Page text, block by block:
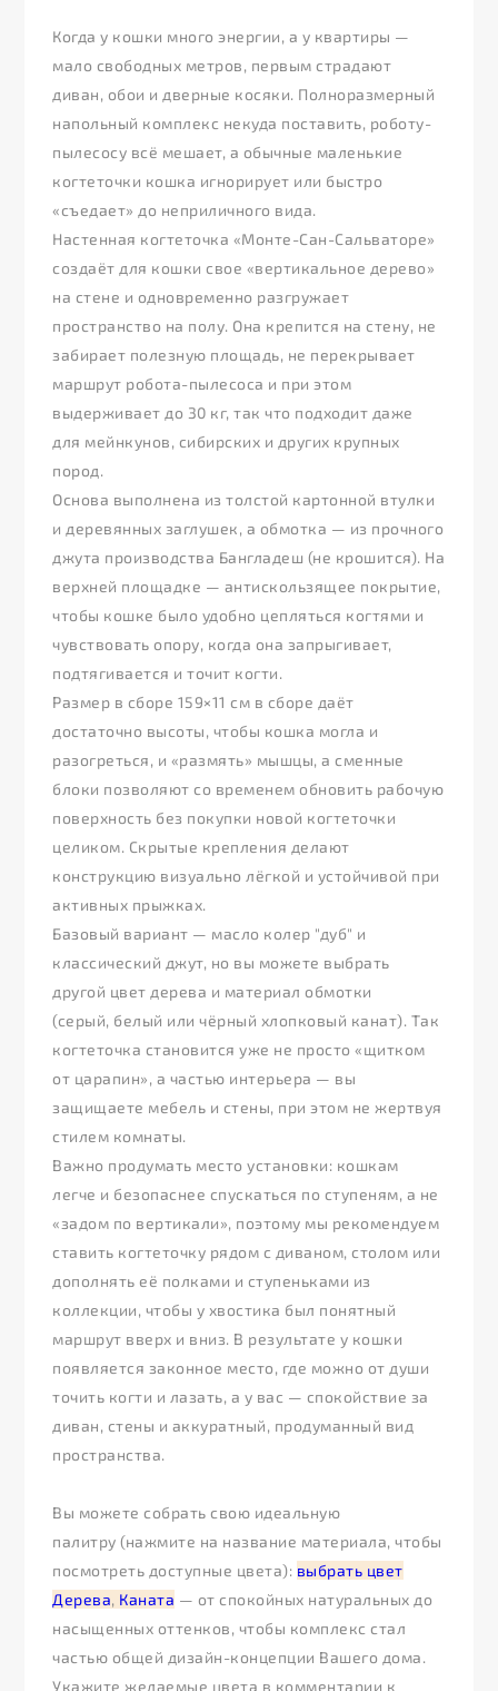
Когда у кошки много энергии, а у квартиры —
мало свободных метров, первым страдают
диван, обои и дверные косяки. Полноразмерный
напольный комплекс некуда поставить, роботу-
пылесосу всё мешает, а обычные маленькие
когтеточки кошка игнорирует или быстро
«съедает» до неприличного вида.
Настенная когтеточка «Монте-Сан-Сальваторе»
создаёт для кошки свое «вертикальное дерево»
на стене и одновременно разгружает
пространство на полу. Она крепится на стену, не
забирает полезную площадь, не перекрывает
маршрут робота-пылесоса и при этом
выдерживает до 30 кг, так что подходит даже
для мейнкунов, сибирских и других крупных
пород.
Основа выполнена из толстой картонной втулки
и деревянных заглушек, а обмотка — из прочного
джута производства Бангладеш (не крошится). На
верхней площадке — антискользящее покрытие,
чтобы кошке было удобно цепляться когтями и
чувствовать опору, когда она запрыгивает,
подтягивается и точит когти.
Размер в сборе 159×11 см в сборе даёт
достаточно высоты, чтобы кошка могла и
разогреться, и «размять» мышцы, а сменные
блоки позволяют со временем обновить рабочую
поверхность без покупки новой когтеточки
целиком. Скрытые крепления делают
конструкцию визуально лёгкой и устойчивой при
активных прыжках.
Базовый вариант — масло колер "дуб" и
классический джут, но вы можете выбрать
другой цвет дерева и материал обмотки
(серый, белый или чёрный хлопковый канат). Так
когтеточка становится уже не просто «щитком
от царапин», а частью интерьера — вы
защищаете мебель и стены, при этом не жертвуя
стилем комнаты.
Важно продумать место установки: кошкам
легче и безопаснее спускаться по ступеням, а не
«задом по вертикали», поэтому мы рекомендуем
ставить когтеточку рядом с диваном, столом или
дополнять её полками и ступеньками из
коллекции, чтобы у хвостика был понятный
маршрут вверх и вниз. В результате у кошки
появляется законное место, где можно от души
точить когти и лазать, а у вас — спокойствие за
диван, стены и аккуратный, продуманный вид
пространства.
Вы можете собрать свою идеальную
палитру (нажмите на название материала, чтобы
посмотреть доступные цвета): выбрать цвет
Дерева, Каната — от спокойных натуральных до
насыщенных оттенков, чтобы комплекс стал
частью общей дизайн-концепции Вашего дома.
Укажите желаемые цвета в комментарии к